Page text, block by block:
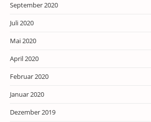
September 2020
Juli 2020
Mai 2020
April 2020
Februar 2020
Januar 2020
Dezember 2019